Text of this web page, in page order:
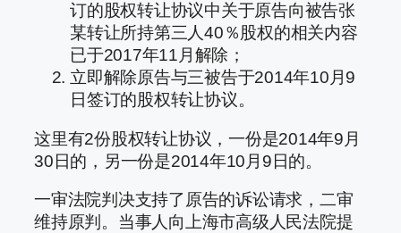
订的股权转让协议中关于原告向被告张
某转让所持第三人40％股权的相关内容
已于2017年11月解除；
立即解除原告与三被告于2014年10月9
日签订的股权转让协议。
这里有2份股权转让协议，一份是2014年9月
30日的，另一份是2014年10月9日的。
一审法院判决支持了原告的诉讼请求，二审
维持原判。当事人向上海市高级人民法院提